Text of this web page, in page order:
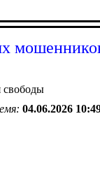
свободы
04.06.2026